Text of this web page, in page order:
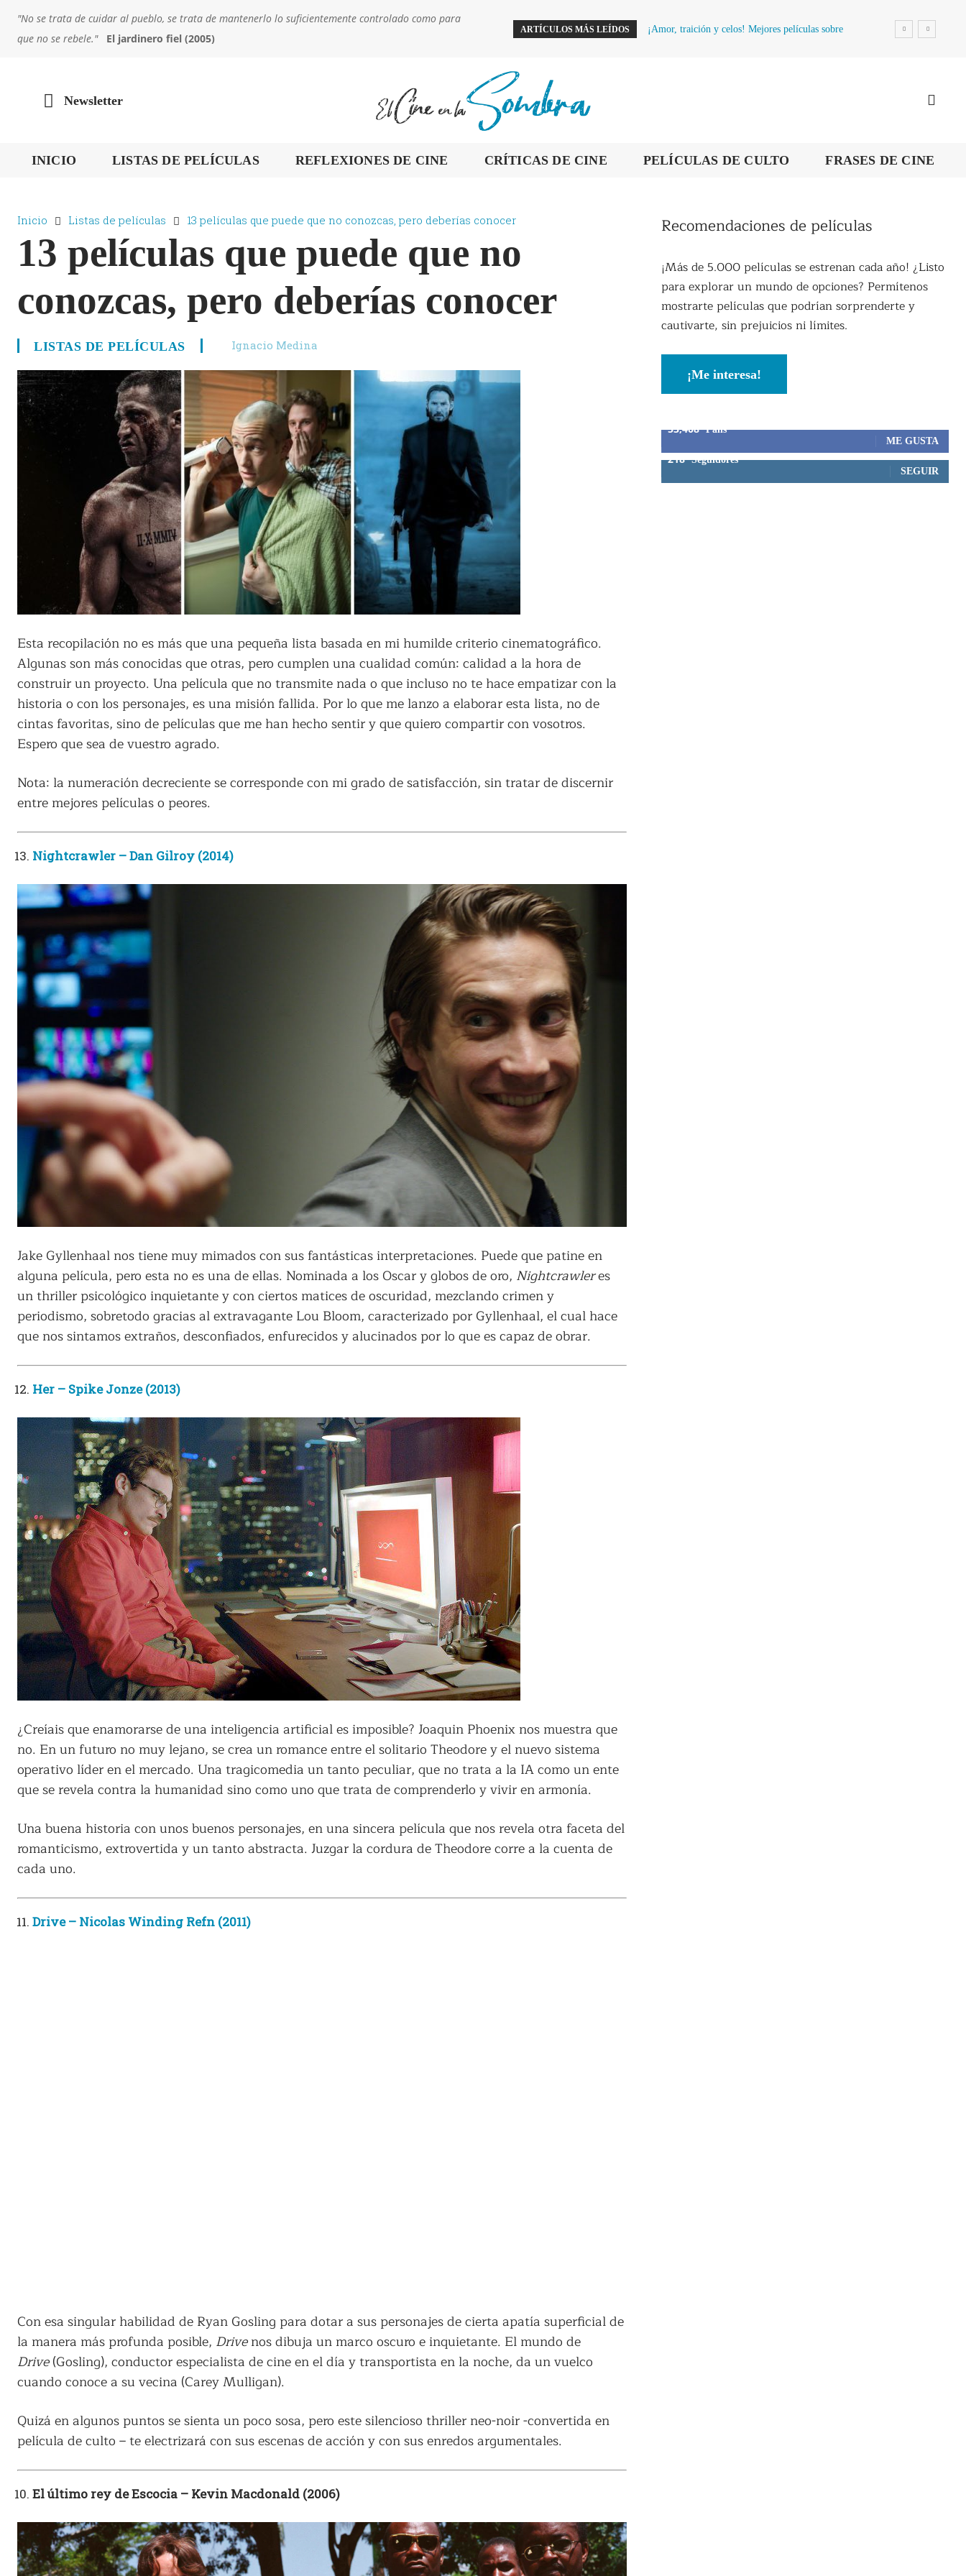
"No se trata de cuidar al pueblo, se trata de mantenerlo lo suficientemente controlado como para
que no se rebele."
El jardinero fiel (2005)
ARTÍCULOS MÁS LEÍDOS
¡Amor, traición y celos! Mejores películas sobre
Newsletter
INICIO LISTAS DE PELÍCULAS REFLEXIONES DE CINE CRÍTICAS DE CINE PELÍCULAS DE CULTO FRASES DE CINE
Inicio Listas de películas 13 películas que puede que no conozcas, pero deberías conocer
13 películas que puede que no
conozcas, pero deberías conocer
LISTAS DE PELÍCULAS Ignacio Medina
Esta recopilación no es más que una pequeña lista basada en mi humilde criterio cinematográfico.
Algunas son más conocidas que otras, pero cumplen una cualidad común: calidad a la hora de
construir un proyecto. Una película que no transmite nada o que incluso no te hace empatizar con la
historia o con los personajes, es una misión fallida. Por lo que me lanzo a elaborar esta lista, no de
cintas favoritas, sino de películas que me han hecho sentir y que quiero compartir con vosotros.
Espero que sea de vuestro agrado.
Nota: la numeración decreciente se corresponde con mi grado de satisfacción, sin tratar de discernir
entre mejores películas o peores.
Nightcrawler – Dan Gilroy (2014)
Jake Gyllenhaal nos tiene muy mimados con sus fantásticas interpretaciones. Puede que patine en
alguna película, pero esta no es una de ellas. Nominada a los Oscar y globos de oro, Nightcrawleres
un thriller psicológico inquietante y con ciertos matices de oscuridad, mezclando crimen y
periodismo, sobretodo gracias al extravagante Lou Bloom, caracterizado por Gyllenhaal, el cual hace
que nos sintamos extraños, desconfiados, enfurecidos y alucinados por lo que es capaz de obrar.
Her – Spike Jonze (2013)
¿Creíais que enamorarse de una inteligencia artificial es imposible? Joaquin Phoenix nos muestra que
no. En un futuro no muy lejano, se crea un romance entre el solitario Theodore y el nuevo sistema
operativo líder en el mercado. Una tragicomedia un tanto peculiar, que no trata a la IA como un ente
que se revela contra la humanidad sino como uno que trata de comprenderlo y vivir en armonía.
Una buena historia con unos buenos personajes, en una sincera película que nos revela otra faceta del
romanticismo, extrovertida y un tanto abstracta. Juzgar la cordura de Theodore corre a la cuenta de
cada uno.
Drive – Nicolas Winding Refn (2011)
Con esa singular habilidad de Ryan Gosling para dotar a sus personajes de cierta apatía superficial de
la manera más profunda posible, Drivenos dibuja un marco oscuro e inquietante. El mundo de
Drive(Gosling), conductor especialista de cine en el día y transportista en la noche, da un vuelco
cuando conoce a su vecina (Carey Mulligan).
Quizá en algunos puntos se sienta un poco sosa, pero este silencioso thriller neo-noir -convertida en
película de culto – te electrizará con sus escenas de acción y con sus enredos argumentales.
El último rey de Escocia – Kevin Macdonald (2006)
Recomendaciones de películas
¡Más de 5.000 películas se estrenan cada año! ¿Listo
para explorar un mundo de opciones? Permítenos
mostrarte películas que podrían sorprenderte y
cautivarte, sin prejuicios ni límites.
¡Me interesa!
53,408 Fans
ME GUSTA
218 Seguidores
SEGUIR